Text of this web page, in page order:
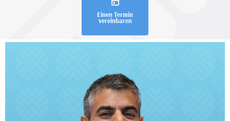
Einen Termin
vereinbaren